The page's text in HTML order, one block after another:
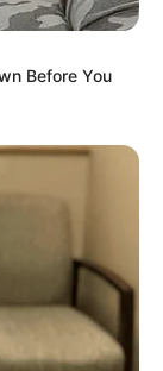
Krankheiten
- Das
und
260
www.lwl.org/L
Stadt
das im 17.
Before You